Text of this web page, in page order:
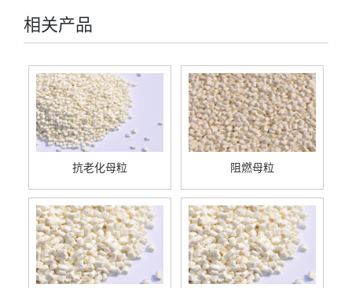
相关产品
抗老化母粒 阻燃母粒